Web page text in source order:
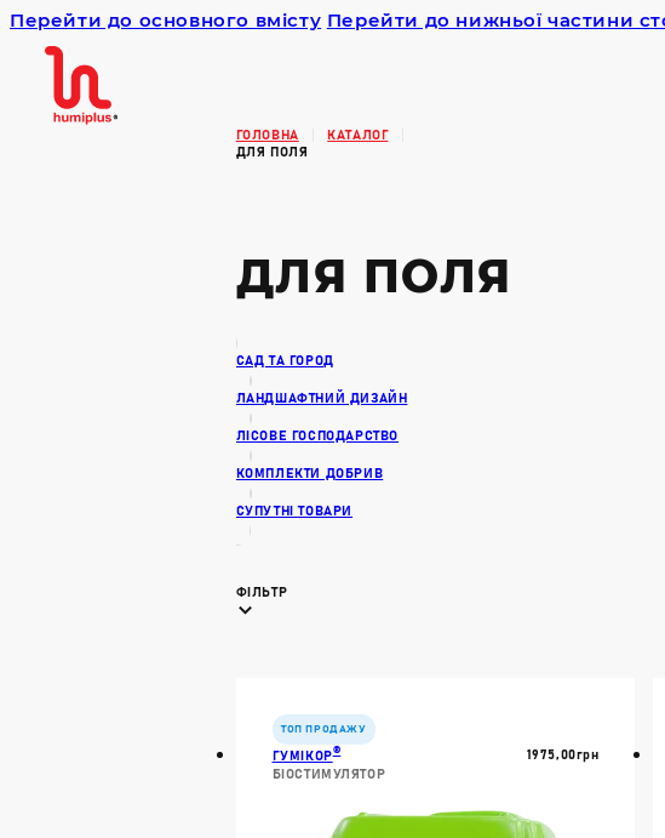
Перейти до основного вмісту Перейти до нижньої частини
Humiplus
ГОЛОВНА
КАТАЛОГ
ДЛЯ ПОЛЯ
ДЛЯ ПОЛЯ
САД ТА ГОРОД
ЛАНДШАФТНИЙ ДИЗАЙН
ЛІСОВЕ ГОСПОДАРСТВО
КОМПЛЕКТИ ДОБРИВ
СУПУТНІ ТОВАРИ
ФІЛЬТР
ГУМІКОР®
БІОСТИМУЛЯТОР
1975,00Грн
ТОП ПРОДАЖУ